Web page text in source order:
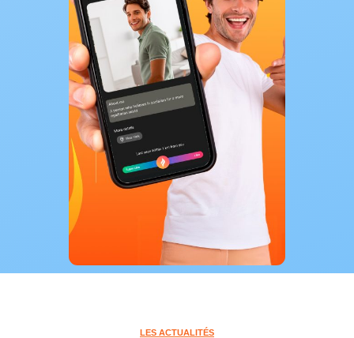
LES ACTUALITÉS